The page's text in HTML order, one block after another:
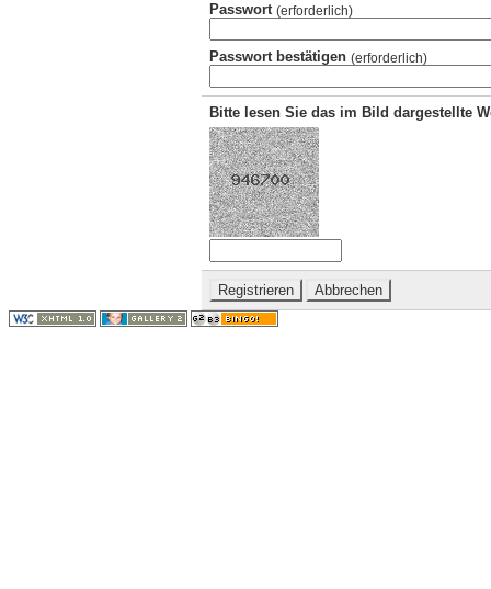
Passwort (erforderlich)
Passwort bestätigen (erforderlich)
Bitte lesen Sie das im Bild dargestellte